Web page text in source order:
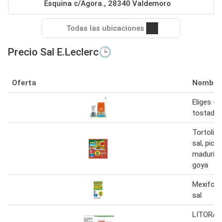
Esquina c/Agora., 28340 Valdemoro
Todas las ubicaciones
Precio Sal E.Leclerc🕒
Oferta Nombre
Eliges -
tostado
sal,
goya
sal